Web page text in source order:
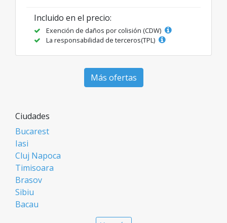
Incluido en el precio:
Exención de daños por colisión (CDW)
La responsabilidad de terceros(TPL)
Más ofertas
Ciudades
Bucarest
Iasi
Cluj Napoca
Timisoara
Brasov
Sibiu
Bacau